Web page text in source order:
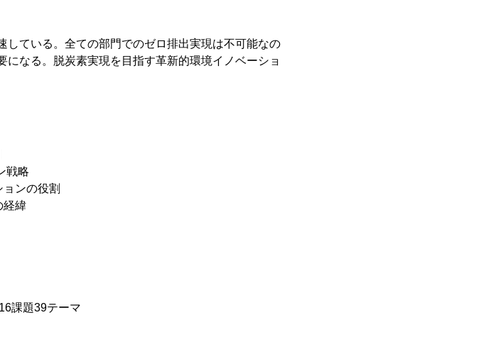
している。全ての部門でのゼロ排出実現は不可能なの
なる。脱炭素実現を目指す革新的環境イノベーショ
戦略
ンの役割
経緯
課題39テーマ